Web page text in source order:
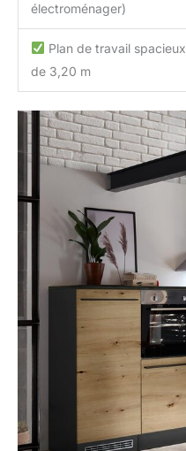
électroménager)
Plan de travail spacieux
de 3,20 m